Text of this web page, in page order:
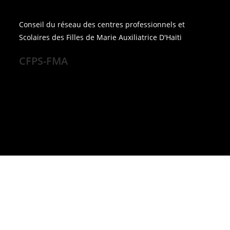
Conseil du réseau des centres professionnels et
Scolaires des Filles de Marie Auxiliatrice D'Haïti
CFPS-FMA